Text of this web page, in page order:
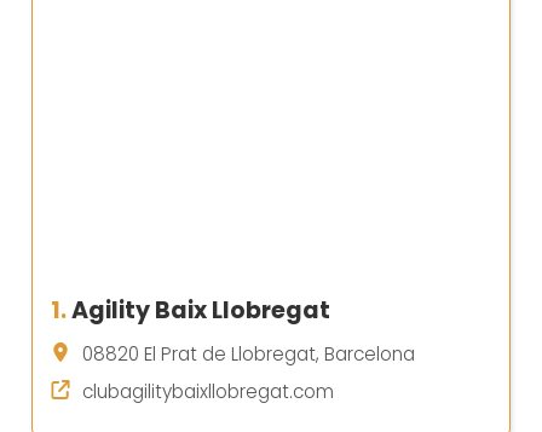
1.Agility Baix Llobregat
08820 El Prat de Llobregat, Barcelona
clubagilitybaixllobregat.com